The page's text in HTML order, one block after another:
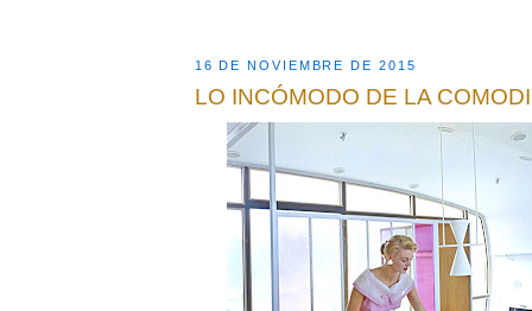
16 DE NOVIEMBRE DE 2015
LO INCÓMODO DE LA